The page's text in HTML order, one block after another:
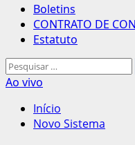
Menu
principal
Boletins
CONTRATO DE
Estatuto
Pesquisar
por:
Ao vivo
Início
Novo Sistema